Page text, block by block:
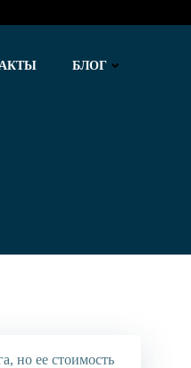
БЛОГ
но ее стоимость